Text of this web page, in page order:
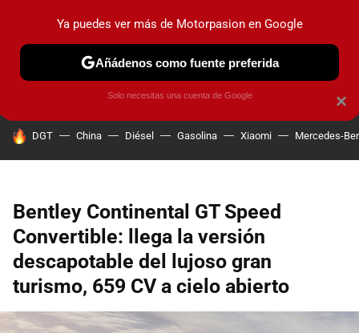
PRUEBAS COCHES ELÉCTRICOS OBSERVATORIO
HOY SE HABLA DE
DGT China Diésel Gasolina Xiaomi Mercedes-
Bentley Continental GT Speed
Convertible: llega la versión
descapotable del lujoso gran
turismo, 659 CV a cielo abierto
×
Ya puedes ver más de Motorpasion en Google
Añádenos como fuente preferida
Solo necesitas una cuenta de Google